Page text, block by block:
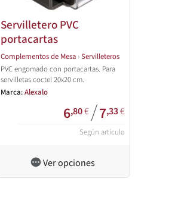
Servilletero PVC
portacartas
Complementos de Mesa ›Servilleteros
PVC engomado con portacartas. Para
servilletas coctel 20x20 cm.
Marca:Alexalo
6,80€/7,33€
Según artículo
Ver opciones